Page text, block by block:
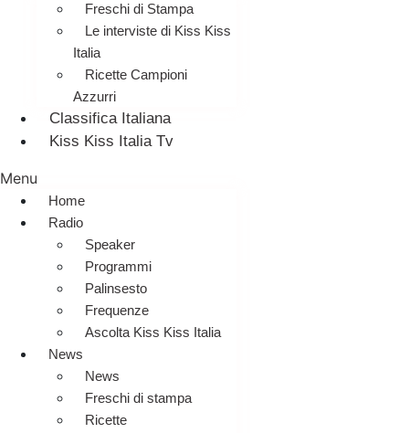
Freschi di Stampa
Le interviste di Kiss Kiss
Italia
Ricette Campioni
Azzurri
Classifica Italiana
Kiss Kiss Italia Tv
Menu
Home
Radio
Speaker
Programmi
Palinsesto
Frequenze
Ascolta Kiss Kiss Italia
News
News
Freschi di stampa
Ricette